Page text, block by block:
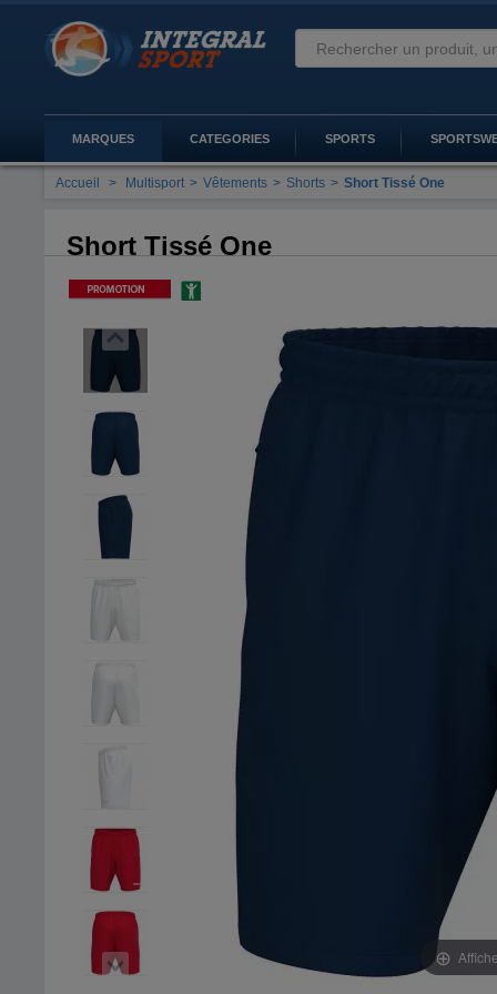
MARQUES CATEGORIES SPORTS
Accueil > Multisport > Vêtements > Shorts > Short Tissé One
Short Tissé One